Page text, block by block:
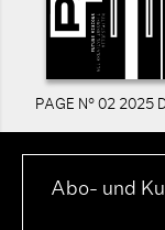
PAGE N° 02 2025
Abo- und